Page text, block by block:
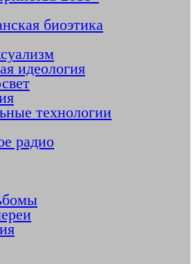
биоэтика
идеология
технологии
радио